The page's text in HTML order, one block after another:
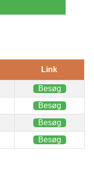
Link
Besøg
Besøg
Besøg
Besøg